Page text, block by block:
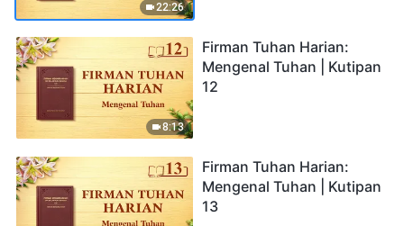
22:26
8:13
Firman Tuhan Harian:
Mengenal Tuhan | Kutipan
12
Firman Tuhan Harian:
Mengenal Tuhan | Kutipan
13